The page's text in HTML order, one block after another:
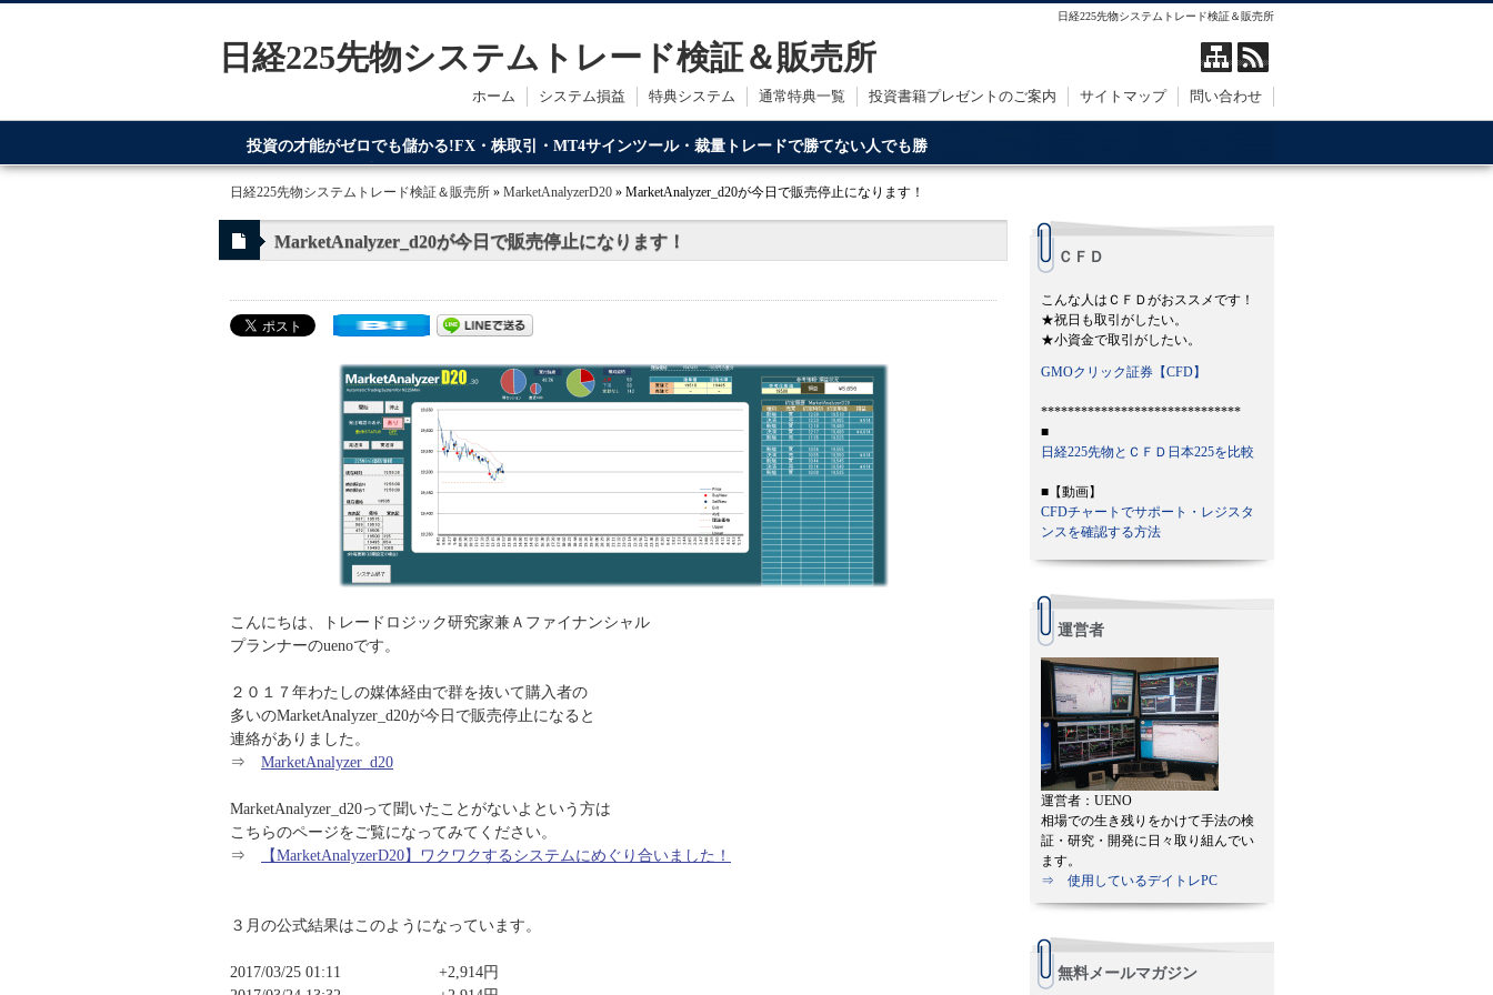
日経225先物システムトレード検証＆販売所
日経225先物システムトレード検証＆販売所
ホーム システム損益 特典システム 通常特典一覧 投資書籍プレゼントのご案内 サイトマップ 問い合わせ
投資の才能がゼロでも儲かる!FX・株取引・MT4サインツール・裁量トレードで勝てない人でも勝
てるのが日経225先物システムトレードです。
日経225先物システムトレード検証＆販売所 » MarketAnalyzerD20 » MarketAnalyzer_d20が今日で販売停止になります！
MarketAnalyzer_d20が今日で販売停止になります！
こんにちは、トレードロジック研究家兼Ａファイナンシャル
プランナーのuenoです。
２０１７年わたしの媒体経由で群を抜いて購入者の
多いのMarketAnalyzer_d20が今日で販売停止になると
連絡がありました。
⇒ MarketAnalyzer_d20
MarketAnalyzer_d20って聞いたことがないよという方は
こちらのページをご覧になってみてください。
⇒
【MarketAnalyzerD20】ワクワクするシステムにめぐり合いました！
３月の公式結果はこのようになっています。
2017/03/25 01:11 +2,914円
ＣＦＤ
こんな人はＣＦＤがおススメです！
★祝日も取引がしたい。
★小資金で取引がしたい。
GMOクリック証券【CFD】
******************************
■
日経225先物とＣＦＤ日本225を比較
■【動画】
CFDチャートでサポート・レジスタ
ンスを確認する方法
運営者
運営者：UENO
相場での生き残りをかけて手法の検
証・研究・開発に日々取り組んでい
ます。
⇒ 使用しているデイトレPC
無料メールマガジン